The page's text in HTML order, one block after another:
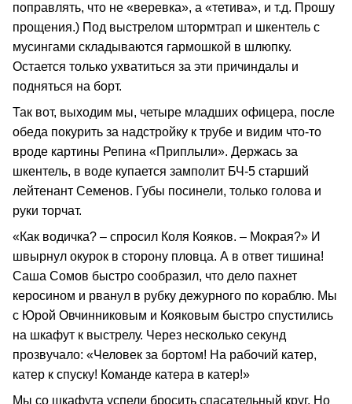
поправлять, что не «веревка», а «тетива», и т.д. Прошу
прощения.) Под выстрелом штормтрап и шкентель с
мусингами складываются гармошкой в шлюпку.
Остается только ухватиться за эти причиндалы и
подняться на борт.
Так вот, выходим мы, четыре младших офицера, после
обеда покурить за надстройку к трубе и видим что-то
вроде картины Репина «Приплыли». Держась за
шкентель, в воде купается замполит БЧ-5 старший
лейтенант Семенов. Губы посинели, только голова и
руки торчат.
«Как водичка? – спросил Коля Кояков. – Мокрая?» И
швырнул окурок в сторону пловца. А в ответ тишина!
Саша Сомов быстро сообразил, что дело пахнет
керосином и рванул в рубку дежурного по кораблю. Мы
с Юрой Овчинниковым и Кояковым быстро спустились
на шкафут к выстрелу. Через несколько секунд
прозвучало: «Человек за бортом! На рабочий катер,
катер к спуску! Команде катера в катер!»
Мы со шкафута успели бросить спасательный круг. Но